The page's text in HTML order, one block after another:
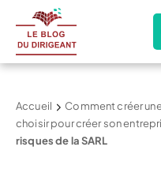
Accueil Comment créer
choisir pour créer son
risques de la SARL